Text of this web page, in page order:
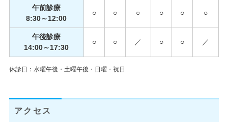
午前診療
8:30～12:00
○ ○ ○ ○ ○ ○
午後診療
14:00～17:30
○ ○ ／ ○ ○ ／
休診日：水曜午後・土曜午後・日曜・祝日
アクセス